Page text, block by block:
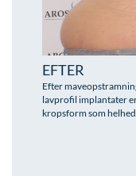
EFTER
Efter
lavprofil implantater
kropsform som helhed.